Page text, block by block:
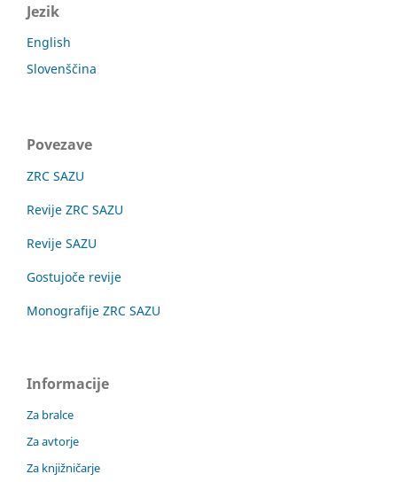
Jezik
English
Slovenščina
Povezave
ZRC SAZU
Revije ZRC SAZU
Revije SAZU
Gostujoče revije
Monografije ZRC SAZU
Informacije
Za bralce
Za avtorje
Za knjižničarje